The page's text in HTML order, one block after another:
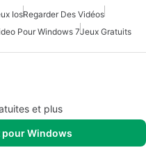
IosRegarder Des Vidéos
Pour Windows 7Jeux Gratuits
et plus
Windows